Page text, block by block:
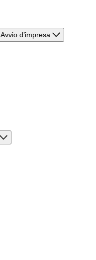
Avvio d’impresa